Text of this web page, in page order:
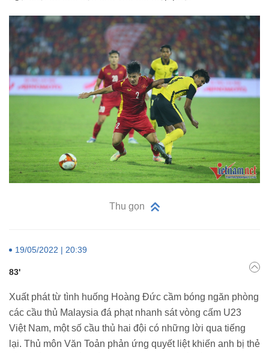
Thu gọn
19/05/2022 | 20:39
83'
Xuất phát từ tình huống Hoàng Đức cầm bóng ngăn phòng
các cầu thủ Malaysia đá phạt nhanh sát vòng cấm U23
Việt Nam, một số cầu thủ hai đội có những lời qua tiếng
lại. Thủ môn Văn Toản phản ứng quyết liệt khiến anh bị thẻ